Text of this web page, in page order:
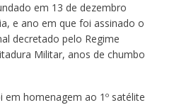
em 13 de dezembro
e ano em que foi assinado o
decretado pelo Regime
Militar, anos de chumbo
em homenagem ao 1º satélite